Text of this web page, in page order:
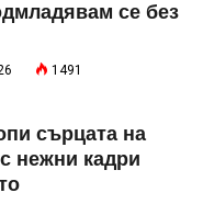
се без
1491
сърцата на
нежни кадри